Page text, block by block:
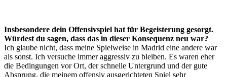
Insbesondere dein Offensivspiel hat für Begeisterung gesorgt.
Würdest du sagen, dass das in dieser Konsequenz neu war?
Ich glaube nicht, dass meine Spielweise in Madrid eine andere war
als sonst. Ich versuche immer aggressiv zu bleiben. Es waren eher
die Bedingungen vor Ort, der schnelle Untergrund und der gute
Absprung, die meinem offensiv ausgerichteten Spiel sehr